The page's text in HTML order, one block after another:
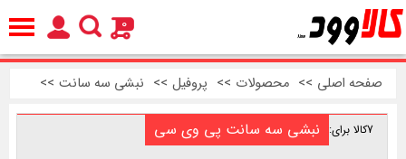
0
صفحه اصلی >> محصولات >> پروفیل >> نبشی سه سانت >>
7کالا برای: نبشی سه سانت پی وی سی